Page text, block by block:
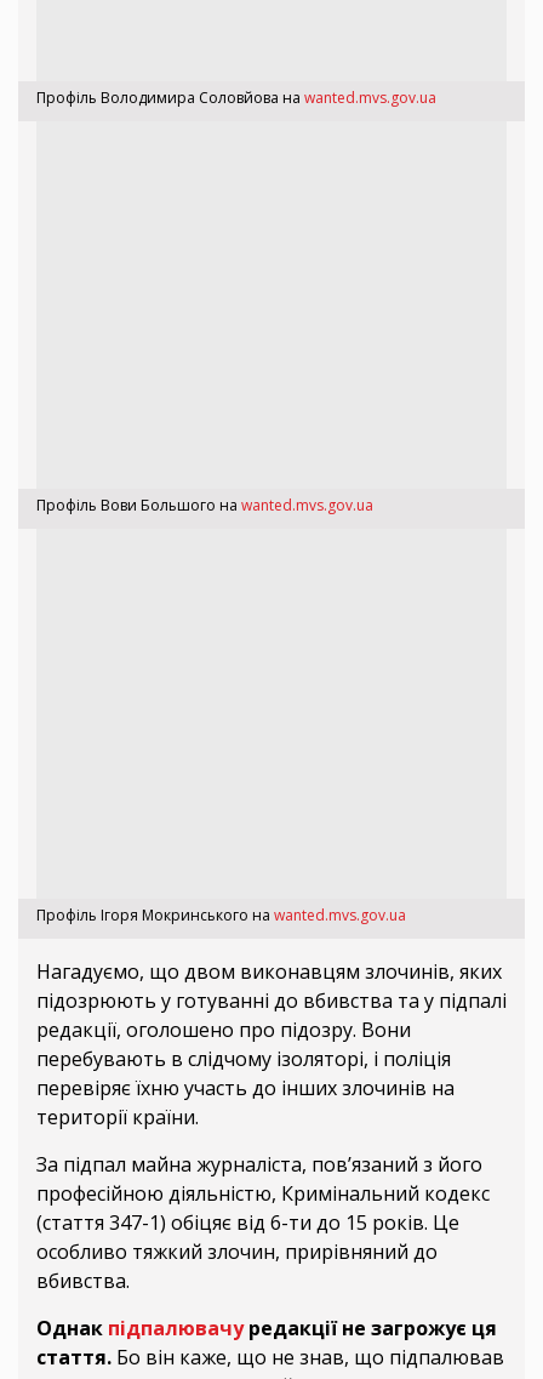
Профіль Володимира Соловйова на wanted.mvs.gov.ua
Профіль Вови Большого на wanted.mvs.gov.ua
Профіль Ігоря Мокринського на wanted.mvs.gov.ua
Нагадуємо, що двом виконавцям злочинів, яких
підозрюють у готуванні до вбивства та у підпалі
редакції, оголошено про підозру. Вони
перебувають в слідчому ізоляторі, і поліція
перевіряє їхню участь до інших злочинів на
території країни.
За підпал майна журналіста, пов’язаний з його
професійною діяльністю, Кримінальний кодекс
(стаття 347-1) обіцяє від 6-ти до 15 років. Це
особливо тяжкий злочин, прирівняний до
вбивства.
Однак підпалювачуредакції не загрожує ця
стаття. Бо він каже, що не знав, що підпалював